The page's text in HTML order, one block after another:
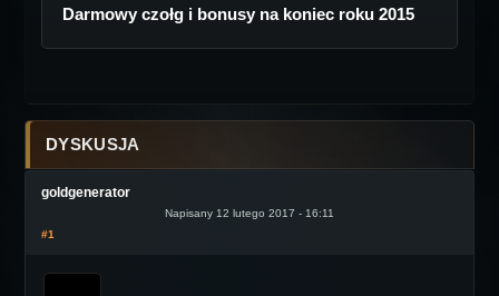
Darmowy czołg i bonusy na koniec roku 2015
DYSKUSJA
goldgenerator
Napisany 12 lutego 2017 - 16:11
#1